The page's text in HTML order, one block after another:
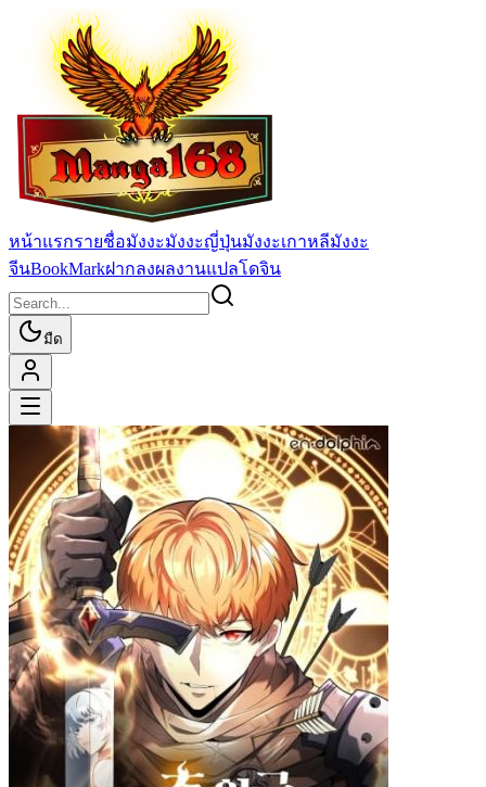
หน้าแรกรายชื่อมังงะมังงะญี่ปุ่นมังงะเกาหลีมังงะ
จีนBookMarkฝากลงผลงานแปลโดจิน
มืด